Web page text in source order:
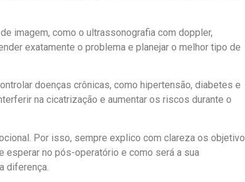
imagem, como o ultrassonografia com doppler,
exatamente o problema e planejar o melhor tipo de
doenças crônicas, como hipertensão, diabetes e
na cicatrização e aumentar os riscos durante o
Por isso, sempre explico com clareza os
esperar no pós-operatório e como será a sua
diferença.